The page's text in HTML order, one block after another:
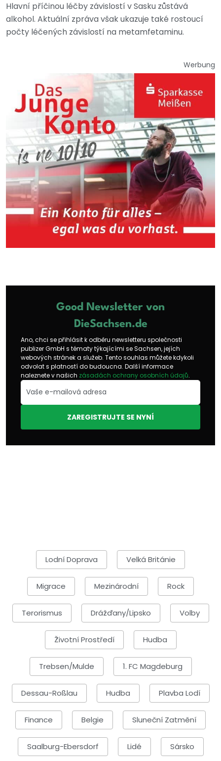
Hlavní příčinou léčby závislostí v Sasku zůstává
alkohol. Aktuální zpráva však ukazuje také rostoucí
počty léčených závislostí na metamfetaminu.
Werbung
Good Newsletter von
DieSachsen.de
Ano, chci se přihlásit k odběru newsletteru společnosti
publizer GmbH s tématy týkajícími se Sachsen, jejích
webových stránek a služeb. Tento souhlas můžete kdykoli
odvolat s platností do budoucna. Další informace
naleznete v našich zásadách ochrany osobních údajů.
ZAREGISTRUJTE SE NYNÍ
Lodní Doprava Velká Británie
Migrace Mezinárodní Rock
Terorismus Drážďany/Lipsko Volby
Životní Prostředí Hudba
Trebsen/Mulde 1. FC Magdeburg
Dessau-Roßlau Hudba Plavba Lodí
Finance Belgie Sluneční Zatmění
Saalburg-Ebersdorf Lidé Sársko